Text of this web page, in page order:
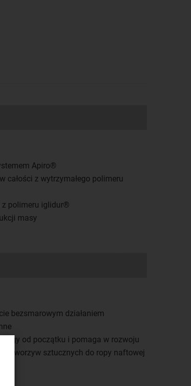
Apiro®
całości z wytrzymałego polimeru
z polimeru iglidur®
masy
bezsmarowym działaniem
od początku i pomaga w rozwoju
z tworzyw sztucznych do ropy naftowej